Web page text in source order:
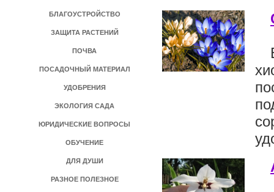
БЛАГОУСТРОЙСТВО
ЗАЩИТА РАСТЕНИЙ
ПОЧВА
ПОСАДОЧНЫЙ МАТЕРИАЛ
УДОБРЕНИЯ
ЭКОЛОГИЯ САДА
ЮРИДИЧЕСКИЕ ВОПРОСЫ
ОБУЧЕНИЕ
ДЛЯ ДУШИ
РАЗНОЕ ПОЛЕЗНОЕ